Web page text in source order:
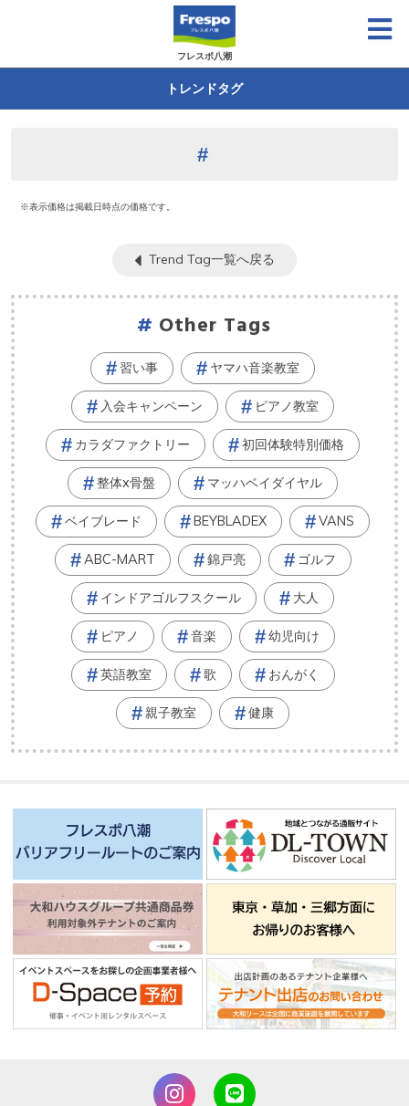
フレスポ八潮
トレンドタグ
※表示価格は掲載日時点の価格です。
Trend Tag一覧へ戻る
Other Tags
習い事 ヤマハ音楽教室
入会キャンペーン ピアノ教室
カラダファクトリー 初回体験特別価格
整体x骨盤 マッハベイダイヤル
ベイブレード BEYBLADEX VANS
ABC-MART 錦戸亮 ゴルフ
インドアゴルフスクール 大人
ピアノ 音楽 幼児向け
英語教室 歌 おんがく
親子教室 健康